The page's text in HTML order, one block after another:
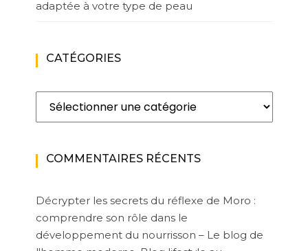
adaptée à votre type de peau
CATÉGORIES
Catégories
COMMENTAIRES RÉCENTS
Décrypter les secrets du réflexe de Moro :
comprendre son rôle dans le
développement du nourrisson – Le blog de